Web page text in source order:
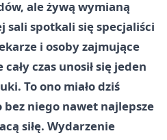
ale żywą wymianą
sali spotkali się specjaliści
i osoby zajmujące
czas unosił się jeden
To ono miało dziś
niego nawet najlepsze
siłę. Wydarzenie